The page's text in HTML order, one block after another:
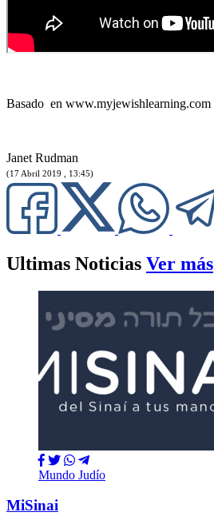
Basado en www.myjewishlearning.com
Janet Rudman
(17 Abril 2019 , 13:45)
Ultimas Noticias Ver más
Mundo Judío
MiSinai